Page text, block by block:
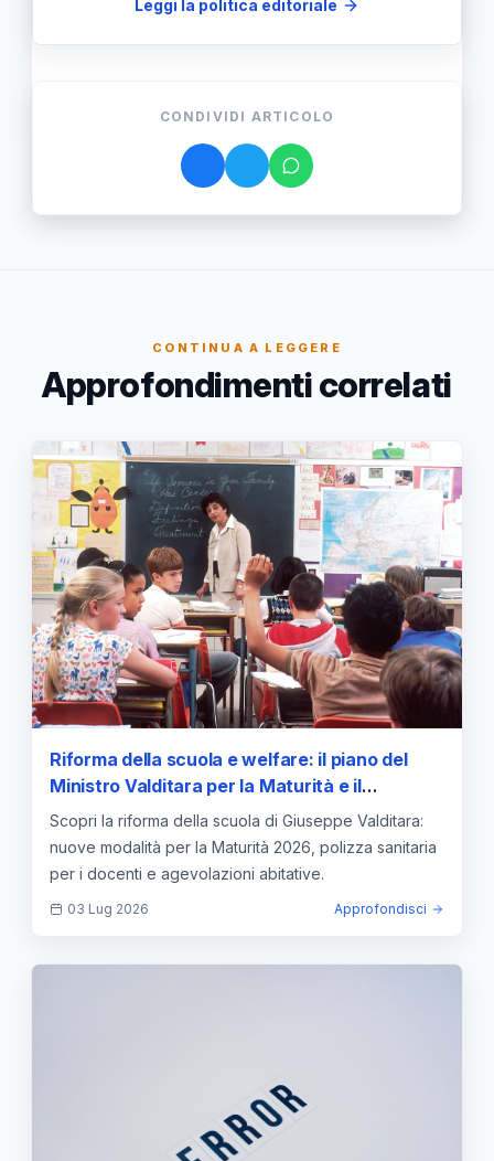
Leggi la politica editoriale
CONDIVIDI ARTICOLO
CONTINUA A LEGGERE
Approfondimenti correlati
Riforma della scuola e welfare: il piano del
Ministro Valditara per la Maturità e il
personale scolastico
Scopri la riforma della scuola di Giuseppe Valditara:
nuove modalità per la Maturità 2026, polizza sanitaria
per i docenti e agevolazioni abitative.
03 Lug 2026 Approfondisci